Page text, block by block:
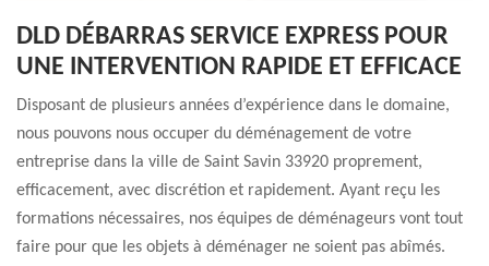
DLD DÉBARRAS SERVICE EXPRESS POUR
UNE INTERVENTION RAPIDE ET EFFICACE
Disposant de plusieurs années d’expérience dans le domaine,
nous pouvons nous occuper du déménagement de votre
entreprise dans la ville de Saint Savin 33920 proprement,
efficacement, avec discrétion et rapidement. Ayant reçu les
formations nécessaires, nos équipes de déménageurs vont tout
faire pour que les objets à déménager ne soient pas abîmés.